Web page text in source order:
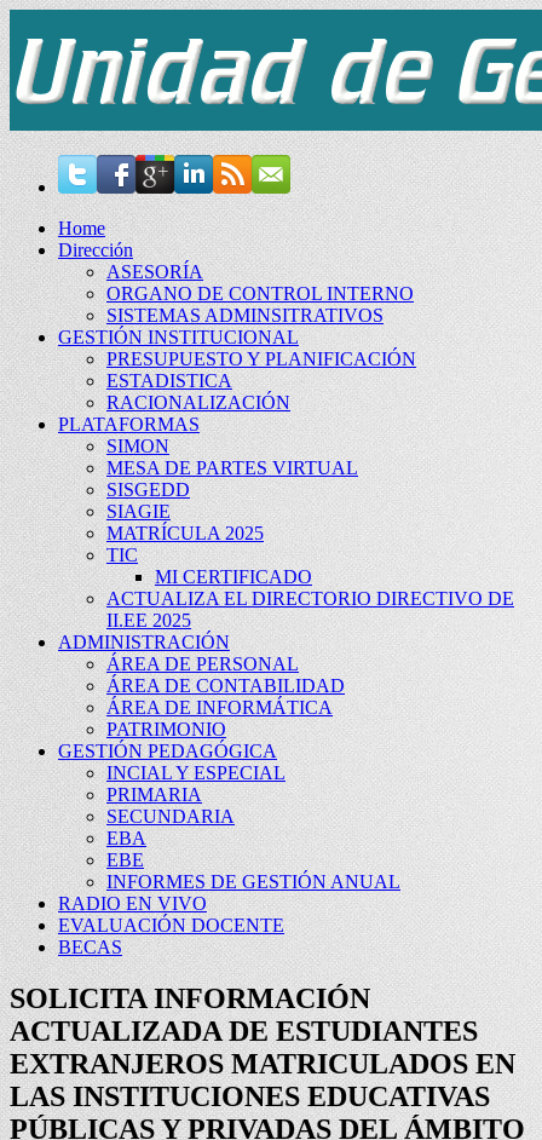
Home
Dirección
ASESORÍA
ORGANO DE CONTROL INTERNO
SISTEMAS ADMINSITRATIVOS
GESTIÓN INSTITUCIONAL
PRESUPUESTO Y PLANIFICACIÓN
ESTADISTICA
RACIONALIZACIÓN
PLATAFORMAS
SIMON
MESA DE PARTES VIRTUAL
SISGEDD
SIAGIE
MATRÍCULA 2025
TIC
MI CERTIFICADO
ACTUALIZA EL DIRECTORIO DIRECTIVO DE
II.EE 2025
ADMINISTRACIÓN
ÁREA DE PERSONAL
ÁREA DE CONTABILIDAD
ÁREA DE INFORMÁTICA
PATRIMONIO
GESTIÓN PEDAGÓGICA
INCIAL Y ESPECIAL
PRIMARIA
SECUNDARIA
EBA
EBE
INFORMES DE GESTIÓN ANUAL
RADIO EN VIVO
EVALUACIÓN DOCENTE
BECAS
SOLICITA INFORMACIÓN
ACTUALIZADA DE ESTUDIANTES
EXTRANJEROS MATRICULADOS EN
LAS INSTITUCIONES EDUCATIVAS
PÚBLICAS Y PRIVADAS DEL ÁMBITO